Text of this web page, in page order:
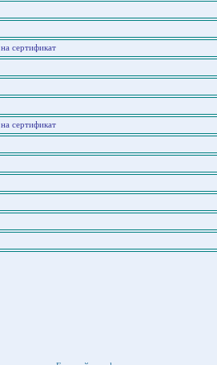
сертификат
сертификат